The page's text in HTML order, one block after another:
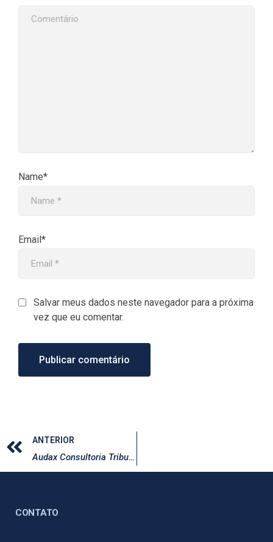
Name*
Email*
Salvar meus dados neste navegador para a próxima
vez que eu comentar.
ANTERIOR
Audax Consultoria Tributária leva expertise para a Avisulat 2022
CONTATO